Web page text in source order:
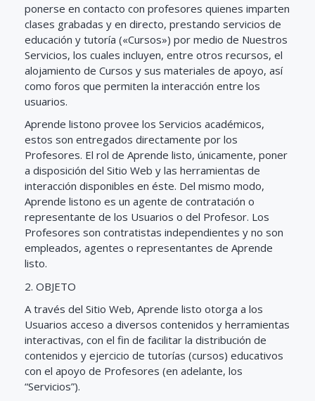
ponerse en contacto con profesores quienes imparten
clases grabadas y en directo, prestando servicios de
educación y tutoría («Cursos») por medio de Nuestros
Servicios, los cuales incluyen, entre otros recursos, el
alojamiento de Cursos y sus materiales de apoyo, así
como foros que permiten la interacción entre los
usuarios.
Aprende listono provee los Servicios académicos,
estos son entregados directamente por los
Profesores. El rol de Aprende listo, únicamente, poner
a disposición del Sitio Web y las herramientas de
interacción disponibles en éste. Del mismo modo,
Aprende listono es un agente de contratación o
representante de los Usuarios o del Profesor. Los
Profesores son contratistas independientes y no son
empleados, agentes o representantes de Aprende
listo.
2. OBJETO
A través del Sitio Web, Aprende listo otorga a los
Usuarios acceso a diversos contenidos y herramientas
interactivas, con el fin de facilitar la distribución de
contenidos y ejercicio de tutorías (cursos) educativos
con el apoyo de Profesores (en adelante, los
“Servicios”).